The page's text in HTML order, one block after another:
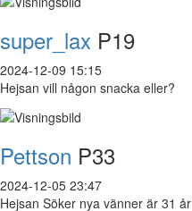
super_lax P19
2024-12-09 15:15
Hejsan vill någon snacka eller?
Pettson P33
2024-12-05 23:47
Hejsan Söker nya vänner är 31 år